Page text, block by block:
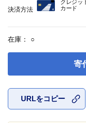
在庫： ○
寄
URLをコピー
決済方法
クレジッ
カード